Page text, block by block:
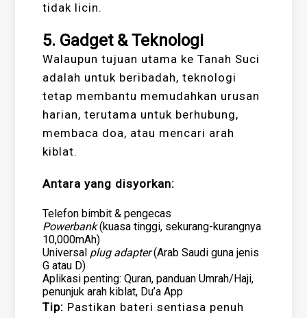
tidak licin.
5. Gadget & Teknologi
Walaupun tujuan utama ke Tanah Suci
adalah untuk beribadah, teknologi
tetap membantu memudahkan urusan
harian, terutama untuk berhubung,
membaca doa, atau mencari arah
kiblat.
Antara yang disyorkan:
Telefon bimbit & pengecas
Powerbank(kuasa tinggi, sekurang-kurangnya
10,000mAh)
Universal plug adapter(Arab Saudi guna jenis
G atau D)
Aplikasi penting: Quran, panduan Umrah/Haji,
penunjuk arah kiblat, Du’a App
Tip: Pastikan bateri sentiasa penuh